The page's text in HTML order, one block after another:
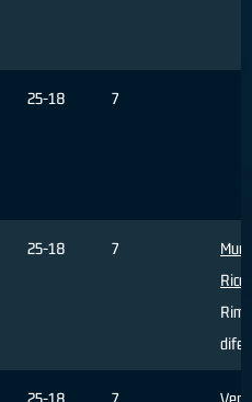
25-18 7
25-18 7
Murri
25-18 7